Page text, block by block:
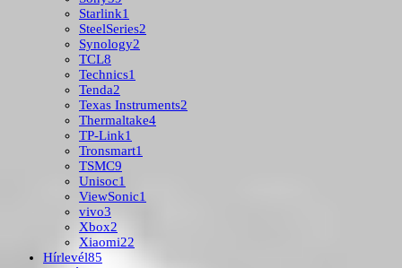
Starlink1
SteelSeries2
Synology2
TCL8
Technics1
Tenda2
Texas Instruments2
Thermaltake4
TP-Link1
Tronsmart1
TSMC9
Unisoc1
ViewSonic1
vivo3
Xbox2
Xiaomi22
Hírlevél85